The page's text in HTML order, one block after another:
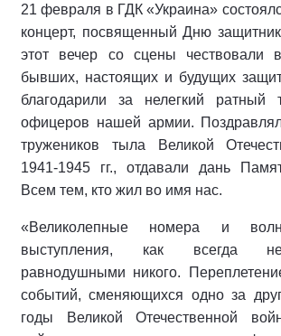
21 февраля в ГДК «Украина»
концерт, посвященный Дню
этот вечер со сцены чествовали
бывших, настоящих и будущих
благодарили за нелегкий ратный
офицеров нашей армии.
тружеников тыла Великой
1941-1945 гг., отдавали дань
Всем тем, кто жил во имя нас.
«Великолепные номера и
выступления, как всегда
равнодушными никого.
событий, сменяющихся одно за
годы Великой Отечественной